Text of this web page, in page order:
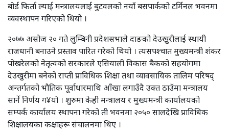
बोर्ड फिर्ता ल्याई मन्त्रालयलाई बुटवलको नयाँ बसपार्कको टर्मिनल भवनमा
व्यवस्थापन गरिएको थियो ।
२०७७ असोज २० गते लुम्बिनी प्रदेशसभाले दाङको देउखुरीलाई स्थायी
राजधानी बनाउने प्रस्ताव पारित गरेको थियो । त्यसपश्चात मुख्यमन्त्री शंकर
पोखरेलको नेतृत्वको सरकारले एसियाली विकास बैकको सहयोगमा
देउखुरीमा बनेको राप्ती प्राविधिक शिक्षा तथा व्यावसायिक तालिम परिषद्
अन्तर्गतको भौतिक पूर्वाधारमाथि आँखा लगाउँदै उक्त ठाउँमा मन्त्रालय
सार्ने निर्णय ग¥यो । शुरुमा केही मन्त्रालय र मुख्यमन्त्री कार्यालयको
सम्पर्क कार्यालय स्थापना गरेको ती भवनमा २०५० सालदेखि प्राविधिक
शिक्षालयका कक्षाहरू संचालनमा थिए ।